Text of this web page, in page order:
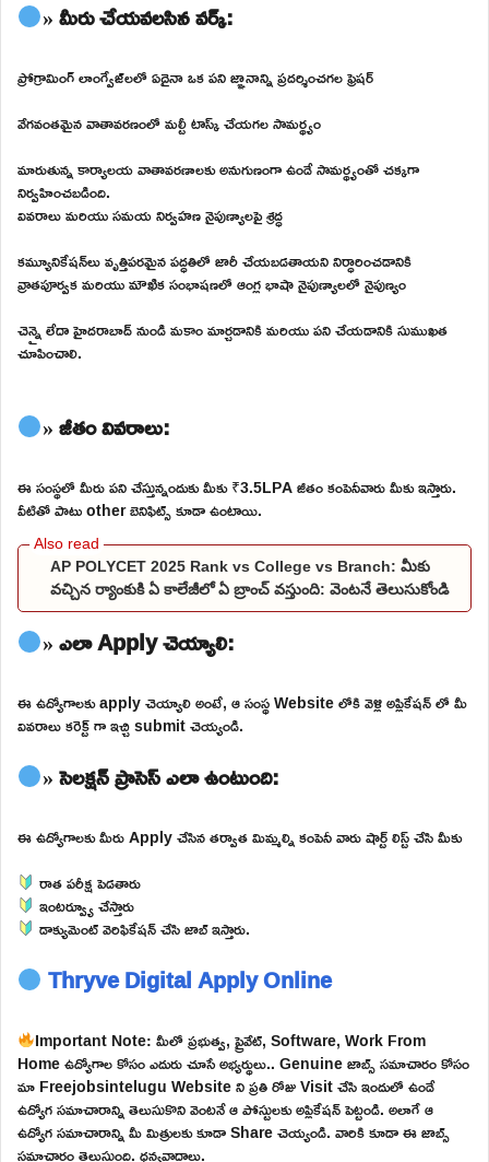
» మీరు చేయవలసిన వర్క్:
ప్రోగ్రామింగ్ లాంగ్వేజ్‌లలో ఏదైనా ఒక పని జ్ఞానాన్ని ప్రదర్శించగల ఫ్రెషర్
వేగవంతమైన వాతావరణంలో మల్టీ టాస్క్ చేయగల సామర్థ్యం
మారుతున్న కార్యాలయ వాతావరణాలకు అనుగుణంగా ఉండే సామర్థ్యంతో చక్కగా
నిర్వహించబడింది.
వివరాలు మరియు సమయ నిర్వహణ నైపుణ్యాలపై శ్రద్ధ
కమ్యూనికేషన్‌లు వృత్తిపరమైన పద్ధతిలో జారీ చేయబడతాయని నిర్ధారించడానికి
వ్రాతపూర్వక మరియు మౌఖిక సంభాషణలో ఆంగ్ల భాషా నైపుణ్యాలలో నైపుణ్యం
చెన్నై లేదా హైదరాబాద్ నుండి మకాం మార్చడానికి మరియు పని చేయడానికి సుముఖత
చూపించాలి.
» జీతం వివరాలు:
ఈ సంస్థలో మీరు పని చేస్తున్నందుకు మీకు ₹3.5LPA జీతం కంపెనీవారు మీకు ఇస్తారు.
వీటితో పాటు other బెనిఫిట్స్ కూడా ఉంటాయి.
AP POLYCET 2025 Rank vs College vs Branch: మీకు
వచ్చిన ర్యాంకుకి ఏ కాలేజీలో ఏ బ్రాంచ్ వస్తుంది: వెంటనే తెలుసుకోండి
» ఎలా Apply చెయ్యాలి:
ఈ ఉద్యోగాలకు apply చెయ్యాలి అంటే, ఆ సంస్థ Website లోకి వెళ్లి అప్లికేషన్ లో మీ
వివరాలు కరెక్ట్ గా ఇచ్చి submit చెయ్యండి.
» సెలక్షన్ ప్రాసెస్ ఎలా ఉంటుంది:
ఈ ఉద్యోగాలకు మీరు Apply చేసిన తర్వాత మిమ్మల్ని కంపెనీ వారు షార్ట్ లిస్ట్ చేసి మీకు
రాత పరీక్ష పెడతారు
ఇంటర్వ్యూ చేస్తారు
డాక్యుమెంట్ వెరిఫికేషన్ చేసి జాబ్ ఇస్తారు.
Thryve Digital Apply Online
Important Note: మీలో ప్రభుత్వ, ప్రైవేట్, Software, Work From
Home ఉద్యోగాల కోసం ఎదురు చూసే అభ్యర్థులు.. Genuine జాబ్స్ సమాచారం కోసం
మా Freejobsintelugu Website ని ప్రతి రోజు Visit చేసి ఇందులో ఉండే
ఉద్యోగ సమాచారాన్ని తెలుసుకొని వెంటనే ఆ పోస్టులకు అప్లికేషన్ పెట్టండి. అలాగే ఆ
ఉద్యోగ సమాచారాన్ని మీ మిత్రులకు కూడా Share చెయ్యండి. వారికి కూడా ఈ జాబ్స్
సమాచారం తెలుస్తుంది. ధన్యవాదాలు.